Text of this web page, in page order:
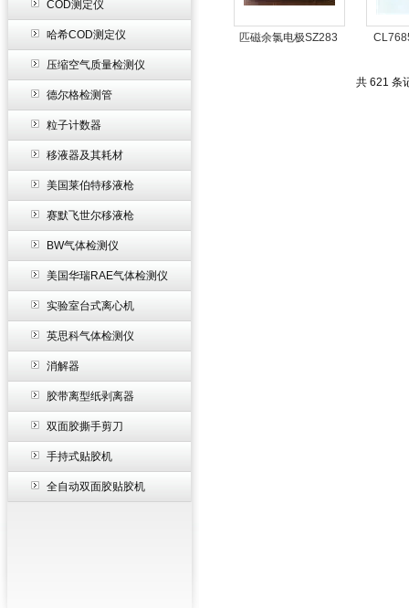
COD测定仪
哈希COD测定仪
压缩空气质量检测仪
德尔格检测管
粒子计数器
移液器及其耗材
美国莱伯特移液枪
赛默飞世尔移液枪
BW气体检测仪
美国华瑞RAE气体检测仪
实验室台式离心机
英思科气体检测仪
消解器
胶带离型纸剥离器
双面胶撕手剪刀
手持式贴胶机
全自动双面胶贴胶机
匹磁余氯电极SZ283
共 621 条